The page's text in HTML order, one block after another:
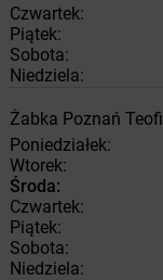
Czwartek:
Piątek:
Sobota:
Niedziela:
Żabka Poznań
Poniedziałek:
Wtorek:
Środa:
Czwartek:
Piątek:
Sobota:
Niedziela: